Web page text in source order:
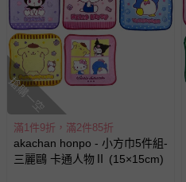
搶購一空
滿1件9折，滿2件85折
akachan honpo - 小方巾5件組-
三麗鷗 卡通人物Ⅱ (15×15cm)